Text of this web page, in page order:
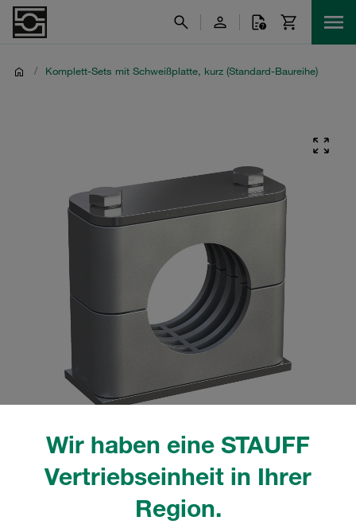
Wir haben eine STAUFF
Vertriebseinheit in Ihrer
Region.
/ Komplett-Sets mit Schweißplatte, kurz (Standard-Baureihe)
tatsächlichen Produkt abweichen.